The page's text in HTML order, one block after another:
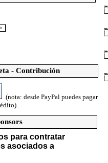
- Contribución
(nota: desde PayPal puedes pagar
para contratar
asociados a